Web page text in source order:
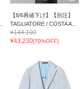
【8/6再値下げ】【別注】
TAGLIATORE / COSTA A...
¥144,100
¥43,230[70%OFF]